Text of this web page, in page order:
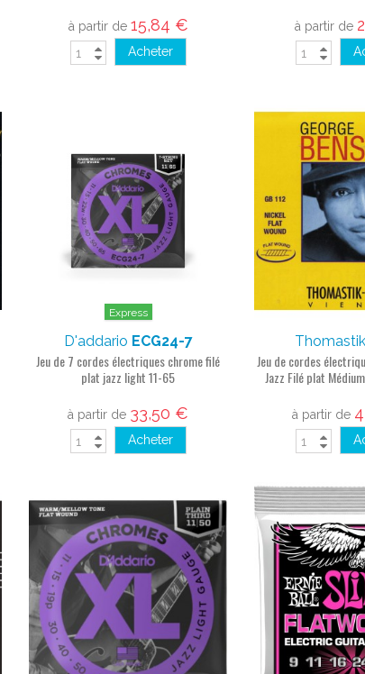
à partir de 15,84 €
Acheter
à partir de
Express
D'addario ECG24-7
Jeu de 7 cordes électriques chrome filé
plat jazz light 11-65
à partir de 33,50 €
Acheter
Thomastik
Jeu de cordes
Jazz Filé plat
à partir de